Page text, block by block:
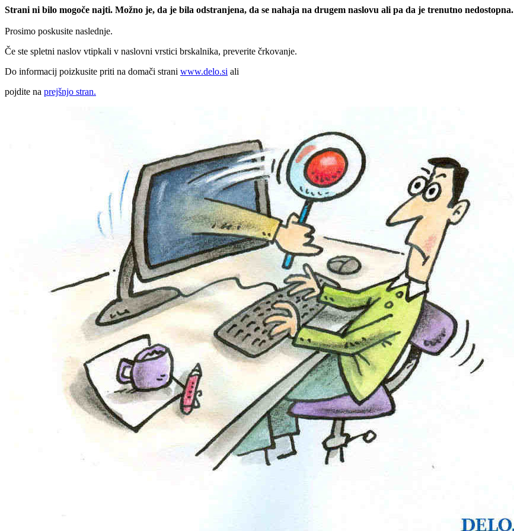
Strani ni bilo mogoče najti. Možno je, da je bila odstranjena, da se nahaja na drugem naslovu ali pa da je trenutno nedostopna.
Prosimo poskusite naslednje.
Če ste spletni naslov vtipkali v naslovni vrstici brskalnika, preverite črkovanje.
Do informacij poizkusite priti na domači strani www.delo.si ali
pojdite na prejšnjo stran.